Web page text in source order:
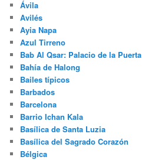
Ávila
Avilés
Ayia Napa
Azul Tirreno
Bab Al Qsar: Palacio de la Puerta
Bahía de Halong
Bailes típicos
Barbados
Barcelona
Barrio Ichan Kala
Basílica de Santa Luzia
Basílica del Sagrado Corazón
Bélgica